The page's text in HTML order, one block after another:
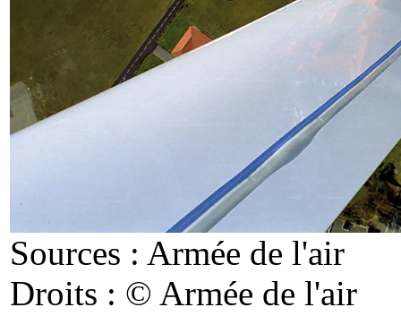
Sources : Armée de l'air
Droits : © Armée de l'air